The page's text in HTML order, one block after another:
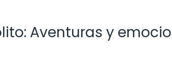
Aventuras y